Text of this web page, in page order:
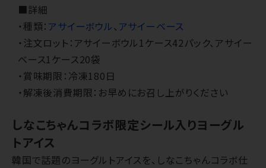
■詳細
・種類： アサイーボウル、 アサイーベース
・注文ロット：アサイーボウル1ケース42パック、アサイー
ベース1ケース20袋
・賞味期限：冷凍180日
・解凍後消費期限：お早めにお召し上がりください
しなこちゃんコラボ限定シール入りヨーグル
トアイス
韓国で話題のヨーグルトアイスを、しなこちゃんコラボ仕